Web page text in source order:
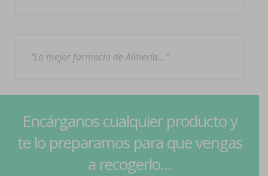
La mejor farmacia de Almería…
Encárganos cualquier producto y
te lo preparamos para que vengas
a recogerlo...